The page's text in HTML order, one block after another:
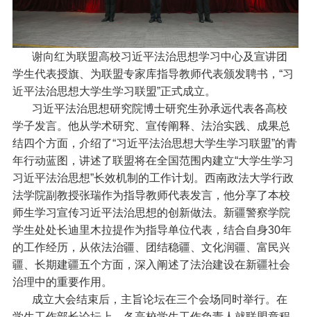
谢向红为联盟高校习近平法治思想学习中心及宣讲团
学生代表授旗、为联盟专家库指导教师代表颁发聘书，“习
近平法治思想大学生学习联盟”正式成立。
习近平法治思想研究院博士研究生孙承远代表各高校
学子发言。他从学术研究、宣传阐释、法治实践、成果总
结四个方面，介绍了“习近平法治思想大学生学习联盟”的青
年行动蓝图，讲述了联盟将在全国范围内建立“大学生学习
习近平法治思想”长效机制的工作计划。西南政法大学行政
法学院副教授张瑞作为指导教师代表发言，他分享了本校
师生学习宣传习近平法治思想的创新做法。新疆警察学院
学生处处长迪里木拉提作为指导单位代表，结合自身30年
的工作经历，从依法治疆、团结稳疆、文化润疆、富民兴
疆、长期建疆五个方面，深入阐述了法治建设在新疆社会
治理中的重要作用。
成立大会结束后，主旨论坛在三个会场同时举行。在